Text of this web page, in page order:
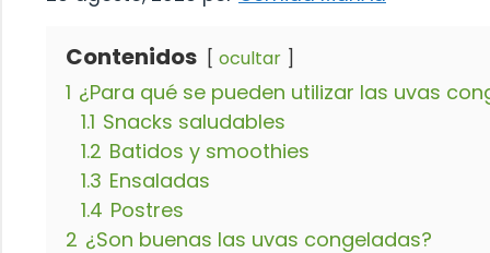
Contenidos ocultar
1 ¿Para qué se pueden utilizar las uvas
1.1 Snacks saludables
1.2 Batidos y smoothies
1.3 Ensaladas
1.4 Postres
2 ¿Son buenas las uvas congeladas?